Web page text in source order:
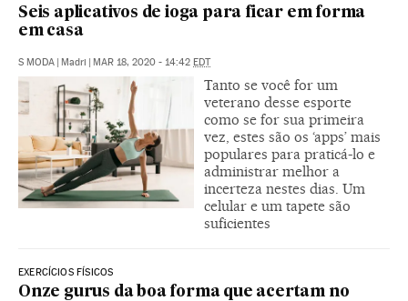
Seis aplicativos de ioga para ficar em forma
em casa
S MODA | Madri | MAR 18, 2020 - 14:42 EDT
Tanto se você for um
veterano desse esporte
como se for sua primeira
vez, estes são os ‘apps’ mais
populares para praticá-lo e
administrar melhor a
incerteza nestes dias. Um
celular e um tapete são
suficientes
EXERCÍCIOS FÍSICOS
Onze gurus da boa forma que acertam no